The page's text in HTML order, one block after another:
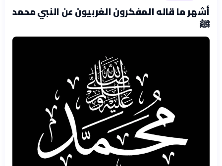
أشهر ما قاله المفكرون الغربيون عن النبي محمد
ﷺ